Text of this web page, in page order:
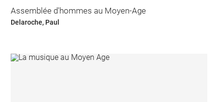
Assemblée d'hommes au Moyen-Age
Delaroche, Paul